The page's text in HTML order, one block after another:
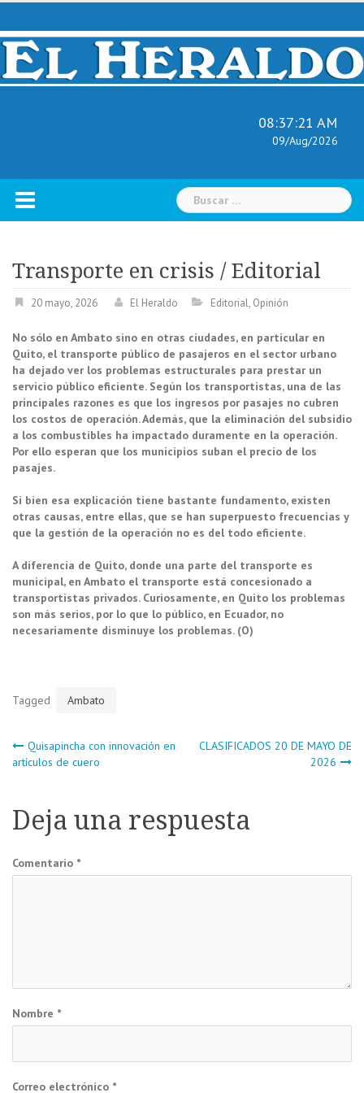
Skip
content
08:37:22 AM
09/Aug/2026
Buscar:
Transporte en crisis / Editorial
20 mayo, 2026 El Heraldo Editorial, Opinión
No sólo en Ambato sino en otras ciudades, en particular en
Quito, el transporte público de pasajeros en el sector urbano
ha dejado ver los problemas estructurales para prestar un
servicio público eficiente. Según los transportistas, una de las
principales razones es que los ingresos por pasajes no cubren
los costos de operación. Además, que la eliminación del subsidio
a los combustibles ha impactado duramente en la operación.
Por ello esperan que los municipios suban el precio de los
pasajes.
Si bien esa explicación tiene bastante fundamento, existen
otras causas, entre ellas, que se han superpuesto frecuencias y
que la gestión de la operación no es del todo eficiente.
A diferencia de Quito, donde una parte del transporte es
municipal, en Ambato el transporte está concesionado a
transportistas privados. Curiosamente, en Quito los problemas
son más serios, por lo que lo público, en Ecuador, no
necesariamente disminuye los problemas. (O)
Tagged Ambato
Navegación
entradas
Quisapincha con innovación en
artículos de cuero
CLASIFICADOS 20 DE MAYO DE
2026
Deja una respuesta
Comentario *
Nombre *
Correo electrónico *